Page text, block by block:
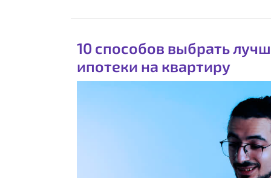
10 способов выбрать
ипотеки на квартиру